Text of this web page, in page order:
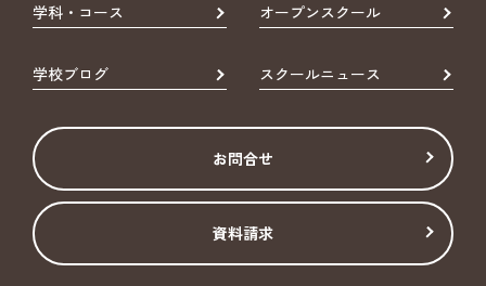
学科・コース オープンスクール
学校ブログ スクールニュース
お問合せ
資料請求